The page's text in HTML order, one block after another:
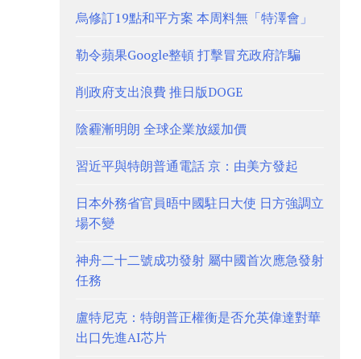
烏修訂19點和平方案 本周料無「特澤會」
勒令蘋果Google整頓 打擊冒充政府詐騙
削政府支出浪費 推日版DOGE
陰霾漸明朗 全球企業放緩加價
習近平與特朗普通電話 京：由美方發起
日本外務省官員晤中國駐日大使 日方強調立
場不變
神舟二十二號成功發射 屬中國首次應急發射
任務
盧特尼克：特朗普正權衡是否允英偉達對華
出口先進AI芯片